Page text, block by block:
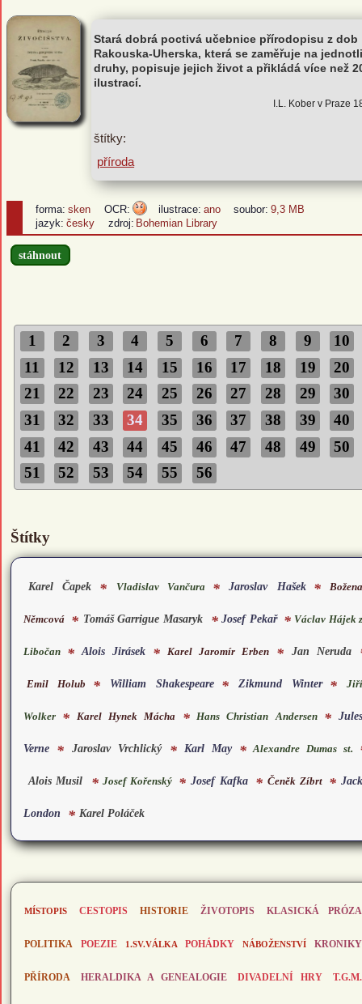
Stará dobrá poctivá učebnice přírodopisu z dob
Rakouska-Uherska, která se zaměřuje na
druhy, popisuje jejich život a přikládá více než
ilustrací.
I.L. Kober v Praze
štítky:
příroda
forma: sken OCR: ilustrace: ano soubor: 9,3 MB
jazyk: česky zdroj: Bohemian Library
stáhnout
1 2 3 4 5 6 7 8 9
10
11
12 13 14 15 16 17 18 19
20
21
22 23 24 25 26 27 28 29
30
31
32 33 34 35 36 37 38 39
40
41
42 43 44 45 46 47 48 49
50
51
52 53 54 55 56
Štítky
Karel Čapek * Vladislav Vančura * Jaroslav Hašek * Božena
Němcová * Tomáš Garrigue Masaryk * Josef Pekař * Václav Hájek z
Libočan * Alois Jirásek * Karel Jaromír Erben * Jan Neruda
Emil Holub * William Shakespeare * Zikmund Winter * Jiří
Wolker * Karel Hynek Mácha * Hans Christian Andersen * Jules
Verne * Jaroslav Vrchlický * Karl May * Alexandre Dumas st.
Alois Musil * Josef Kořenský * Josef Kafka * Čeněk Zíbrt * Jack
London * Karel Poláček
MÍSTOPIS CESTOPIS HISTORIE ŽIVOTOPIS KLASICKÁ PRÓZA
POLITIKA POEZIE 1.SV.VÁLKA POHÁDKY NÁBOŽENSTVÍ KRONIKY
PŘÍRODA HERALDIKA A GENEALOGIE DIVADELNÍ HRY T.G.M.